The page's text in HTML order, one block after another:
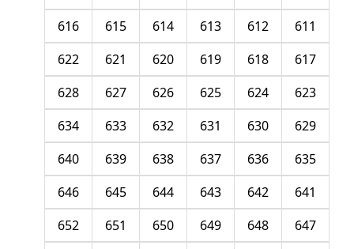
611
612
613
614
615
616
617
618
619
620
621
622
623
624
625
626
627
628
629
630
631
632
633
634
635
636
637
638
639
640
641
642
643
644
645
646
647
648
649
650
651
652